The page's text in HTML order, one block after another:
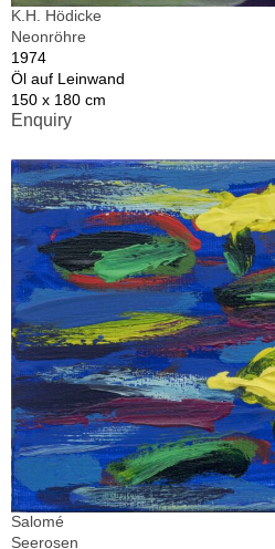
K.H. Hödicke
Neonröhre
1974
Öl auf Leinwand
150 x 180 cm
Enquiry
Salomé
Seerosen